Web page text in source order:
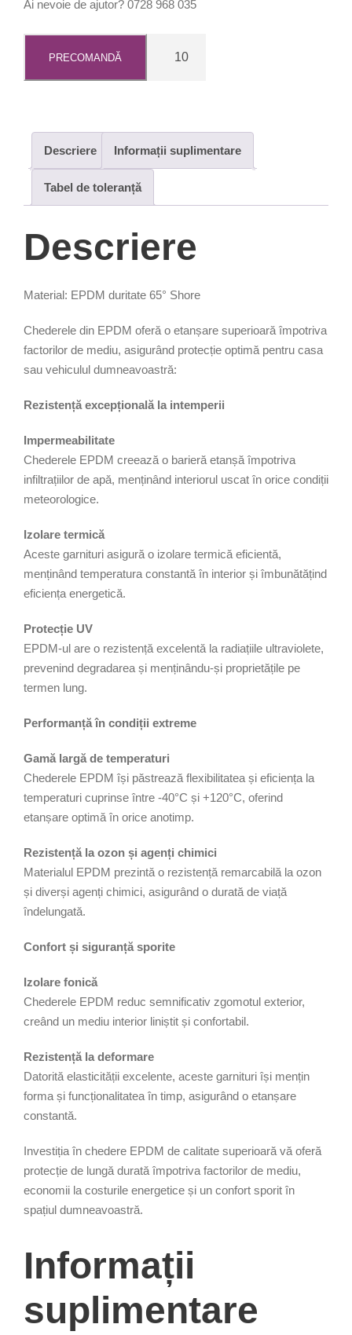
Ai nevoie de ajutor? 0728 968 035
n
a
n
a
e
c
a
u
c
M
1
4
m
PRECOMANDĂ
Descriere Informații suplimentare
Tabel de toleranță
Descriere
Material: EPDM duritate 65° Shore
Chederele din EPDM oferă o etanșare superioară împotriva
factorilor de mediu, asigurând protecție optimă pentru casa
sau vehiculul dumneavoastră:
Rezistență excepțională la intemperii
Impermeabilitate
Chederele EPDM creează o barieră etanșă împotriva
infiltrațiilor de apă, menținând interiorul uscat în orice condiții
meteorologice.
Izolare termică
Aceste garnituri asigură o izolare termică eficientă,
menținând temperatura constantă în interior și îmbunătățind
eficiența energetică.
Protecție UV
EPDM-ul are o rezistență excelentă la radiațiile ultraviolete,
prevenind degradarea și menținându-și proprietățile pe
termen lung.
Performanță în condiții extreme
Gamă largă de temperaturi
Chederele EPDM își păstrează flexibilitatea și eficiența la
temperaturi cuprinse între -40°C și +120°C, oferind
etanșare optimă în orice anotimp.
Rezistență la ozon și agenți chimici
Materialul EPDM prezintă o rezistență remarcabilă la ozon
și diverși agenți chimici, asigurând o durată de viață
îndelungată.
Confort și siguranță sporite
Izolare fonică
Chederele EPDM reduc semnificativ zgomotul exterior,
creând un mediu interior liniștit și confortabil.
Rezistență la deformare
Datorită elasticității excelente, aceste garnituri își mențin
forma și funcționalitatea în timp, asigurând o etanșare
constantă.
Investiția în chedere EPDM de calitate superioară vă oferă
protecție de lungă durată împotriva factorilor de mediu,
economii la costurile energetice și un confort sporit în
spațiul dumneavoastră.
Informații
suplimentare